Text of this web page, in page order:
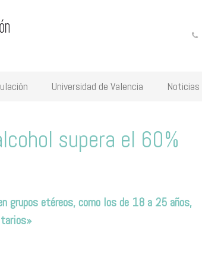
Universidad de Valencia Noticias
supera el 60%
grupos etéreos, como los de 18 a 25 años,